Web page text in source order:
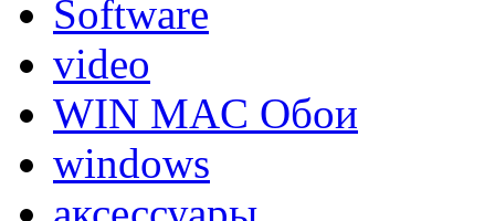
Software
video
WIN MAC Обои
windows